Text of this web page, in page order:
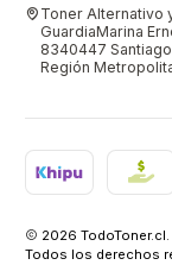
Toner Alternativo
GuardiaMarina
8340447
Región
2026 TodoToner.cl.
Todos los derechos